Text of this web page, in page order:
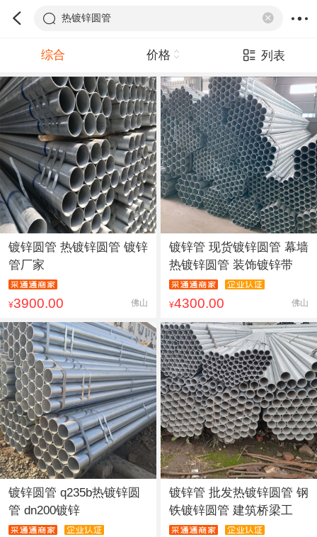
热镀锌圆管
综合 价格 列表
镀锌圆管 热镀锌圆管 镀锌
管厂家
¥3900.00 佛山
镀锌管 现货镀锌圆管 幕墙
热镀锌圆管 装饰镀锌带
¥4300.00 佛山
镀锌圆管 q235b热镀锌圆
管 dn200镀锌
镀锌管 批发热镀锌圆管 钢
铁镀锌圆管 建筑桥梁工